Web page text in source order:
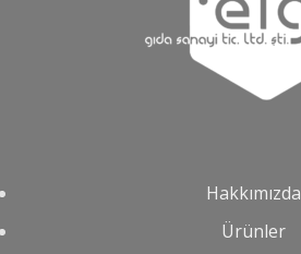
Hakkımızda
Ürünler